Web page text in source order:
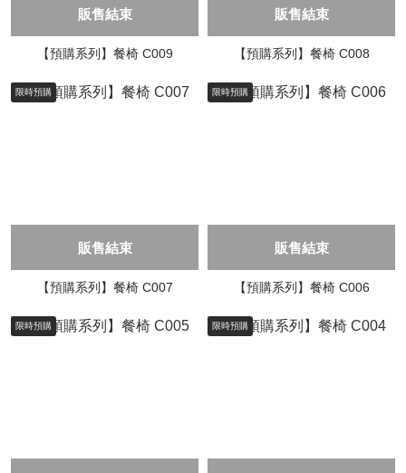
販售結束
【預購系列】餐椅 C009
販售結束
【預購系列】餐椅 C008
限時預購
販售結束
【預購系列】餐椅 C007
限時預購
販售結束
【預購系列】餐椅 C006
限時預購 限時預購